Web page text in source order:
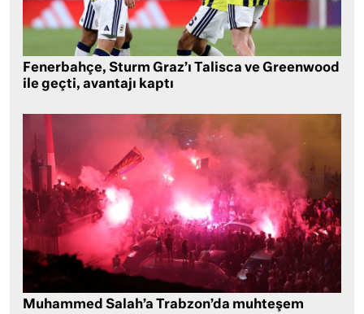
Fenerbahçe, Sturm Graz’ı Talisca ve Greenwood
ile geçti, avantajı kaptı
Muhammed Salah’a Trabzon’da muhteşem